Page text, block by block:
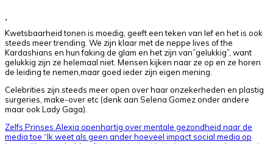
Kwetsbaarheid tonen is moedig, geeft een teken van lef en het is ook
steeds meer trending. We zijn klaar met de neppe lives of the
Kardashians en hun faking de glam en het zijn van”gelukkig”, want
gelukkig zijn ze helemaal niet. Mensen kijken naar ze op en ze horen
de leiding te nemen,maar goed ieder zijn eigen mening.
Celebrities zijn steeds meer open over haar onzekerheden en plastig
surgeries, make-over etc (denk aan Selena Gomez onder andere
maar ook Lady Gaga).
Zelfs Prinses Alexia openhartig over mentale gezondheid naar de
media toe “Ik weet als geen ander hoeveel impact social media op